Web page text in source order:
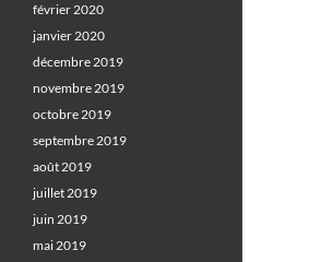
février 2020
janvier 2020
décembre 2019
novembre 2019
octobre 2019
septembre 2019
août 2019
juillet 2019
juin 2019
mai 2019